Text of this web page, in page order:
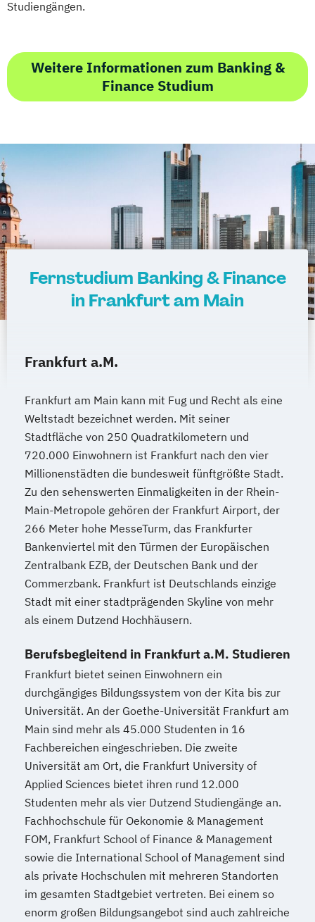
Studiengängen.
Weitere Informationen zum Banking &
Finance Studium
Fernstudium Banking & Finance
in Frankfurt am Main
Frankfurt a.M.
Frankfurt am Main kann mit Fug und Recht als eine
Weltstadt bezeichnet werden. Mit seiner
Stadtfläche von 250 Quadratkilometern und
720.000 Einwohnern ist Frankfurt nach den vier
Millionenstädten die bundesweit fünftgrößte Stadt.
Zu den sehenswerten Einmaligkeiten in der Rhein-
Main-Metropole gehören der Frankfurt Airport, der
266 Meter hohe MesseTurm, das Frankfurter
Bankenviertel mit den Türmen der Europäischen
Zentralbank EZB, der Deutschen Bank und der
Commerzbank. Frankfurt ist Deutschlands einzige
Stadt mit einer stadtprägenden Skyline von mehr
als einem Dutzend Hochhäusern.
Berufsbegleitend in Frankfurt a.M. Studieren
Frankfurt bietet seinen Einwohnern ein
durchgängiges Bildungssystem von der Kita bis zur
Universität. An der Goethe-Universität Frankfurt am
Main sind mehr als 45.000 Studenten in 16
Fachbereichen eingeschrieben. Die zweite
Universität am Ort, die Frankfurt University of
Applied Sciences bietet ihren rund 12.000
Studenten mehr als vier Dutzend Studiengänge an.
Fachhochschule für Oekonomie & Management
FOM, Frankfurt School of Finance & Management
sowie die International School of Management sind
als private Hochschulen mit mehreren Standorten
im gesamten Stadtgebiet vertreten. Bei einem so
enorm großen Bildungsangebot sind auch zahlreiche